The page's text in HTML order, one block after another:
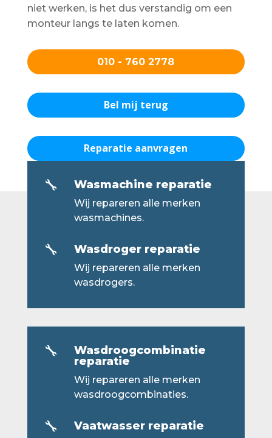
niet werken, is het dus verstandig om een
monteur langs te laten komen.
010 - 760 2778
Bel mij terug
Reparatie aanvragen
 Wasmachine reparatie
Wij repareren alle merken
wasmachines.
 Wasdroger reparatie
Wij repareren alle merken
wasdrogers.

Wasdroogcombinatie
reparatie
Wij repareren alle merken
wasdroogcombinaties.
 Vaatwasser reparatie